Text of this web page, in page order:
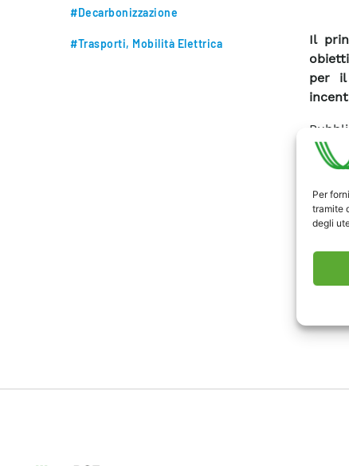
Per
tramite
degli
#Decarbonizzazione
#Trasporti, Mobilità Elettrica
Il
per il
Qui